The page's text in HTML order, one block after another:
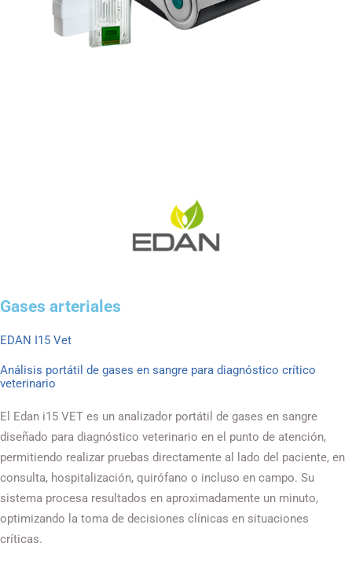
Gases arteriales
EDAN I15 Vet
Análisis portátil de gases en sangre para diagnóstico crítico
veterinario
El Edan i15 VET es un analizador portátil de gases en sangre
diseñado para diagnóstico veterinario en el punto de atención,
permitiendo realizar pruebas directamente al lado del paciente, en
consulta, hospitalización, quirófano o incluso en campo. Su
sistema procesa resultados en aproximadamente un minuto,
optimizando la toma de decisiones clínicas en situaciones
críticas.